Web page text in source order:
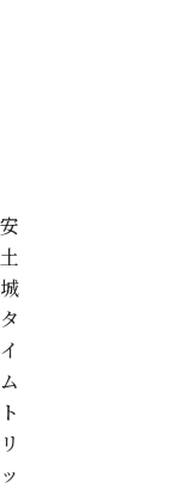
安
土
城
タ
イ
ム
ト
リ
ッ